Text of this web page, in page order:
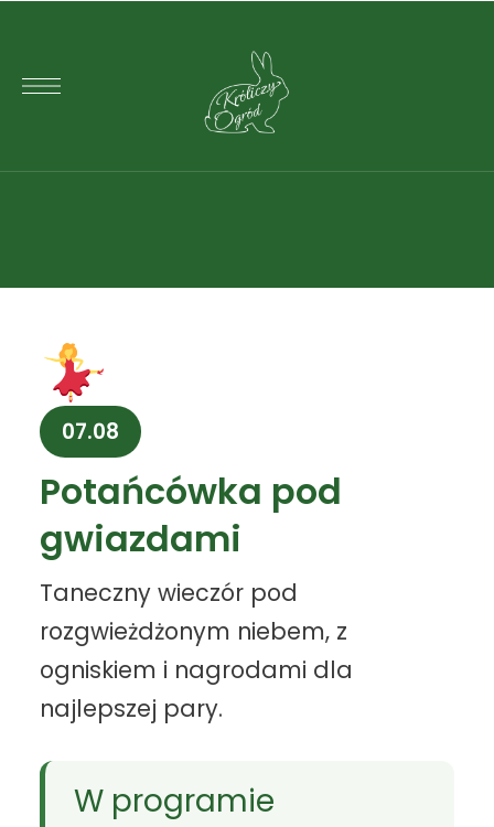
07.08
Potańcówka pod
gwiazdami
Taneczny wieczór pod
rozgwieżdżonym niebem, z
ogniskiem i nagrodami dla
najlepszej pary.
W programie